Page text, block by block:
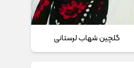
گلچین شهاب لرستانی